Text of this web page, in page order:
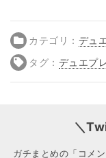
カテゴリ： デュ
タグ： デュエプレ
＼
ガチまとめの「コメ